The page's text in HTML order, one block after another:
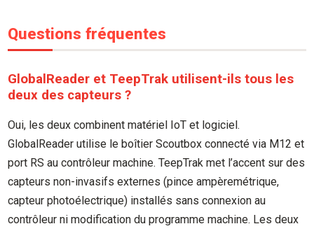
Questions fréquentes
GlobalReader et TeepTrak utilisent-ils tous les
deux des capteurs ?
Oui, les deux combinent matériel IoT et logiciel.
GlobalReader utilise le boîtier Scoutbox connecté via M12 et
port RS au contrôleur machine. TeepTrak met l’accent sur des
capteurs non-invasifs externes (pince ampèremétrique,
capteur photoélectrique) installés sans connexion au
contrôleur ni modification du programme machine. Les deux